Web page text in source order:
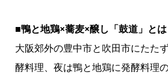
■鴨と地鶏×蕎麦×醸し「鼓道」とは
大阪郊外の豊中市と吹田市にたた
酵料理、夜は鴨と地鶏に発酵料理